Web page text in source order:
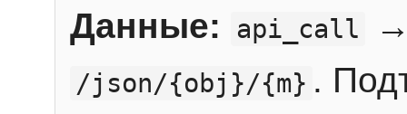
Данные: api_call
/json/{obj}/{m} .